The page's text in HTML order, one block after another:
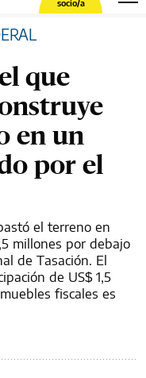
socio/a
que
en un
por el
el terreno en
millones por debajo
de Tasación. El
de US$ 1,5
fiscales es